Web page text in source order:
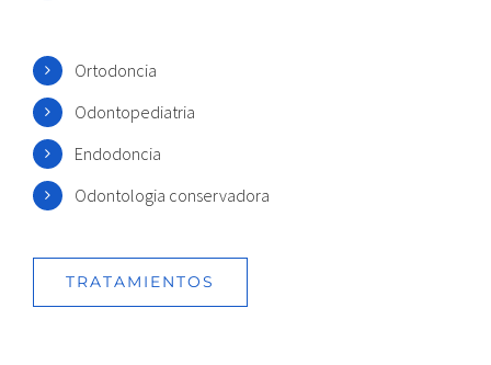
Ortodoncia
Odontopediatria
Endodoncia
Odontologia conservadora
TRATAMIENTOS